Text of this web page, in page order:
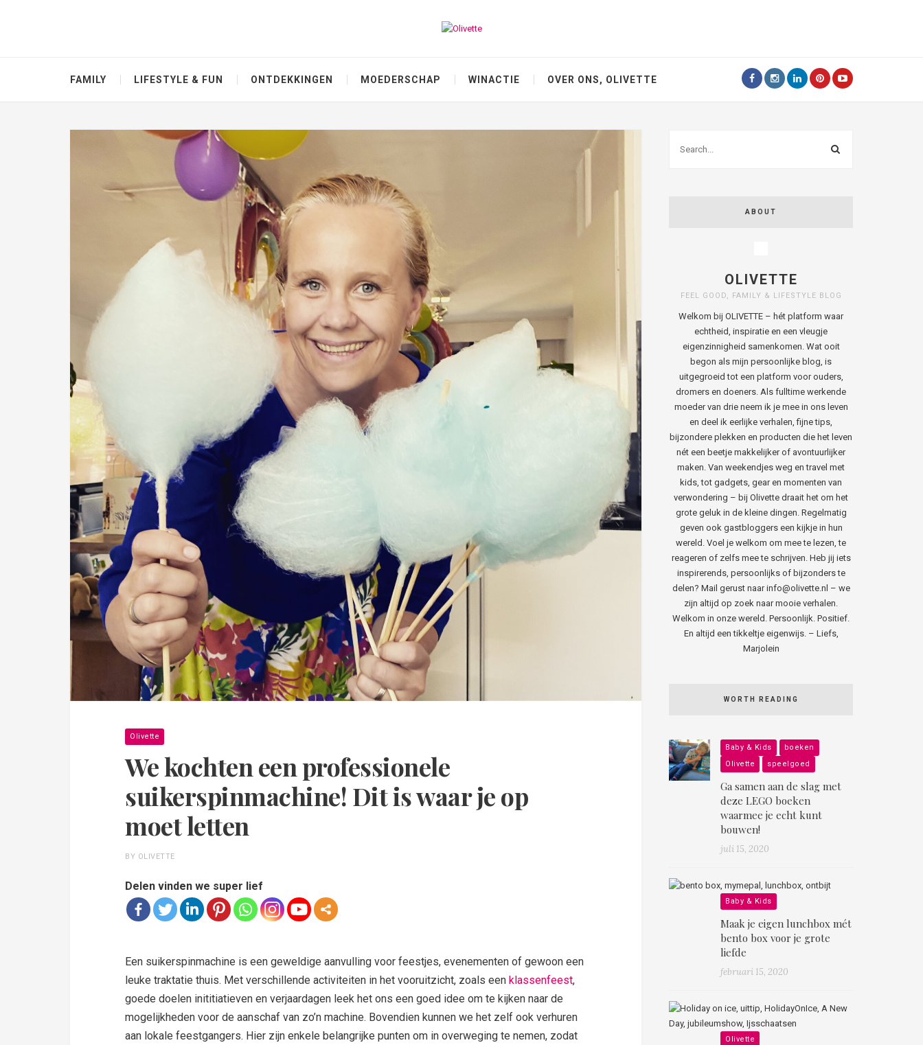
FAMILY LIFESTYLE & FUN ONTDEKKINGEN MOEDERSCHAP WINACTIE OVER ONS, OLIVETTE
Olivette
We kochten een professionele
suikerspinmachine! Dit is waar je op
moet letten
BY OLIVETTE
Delen vinden we super lief
Een suikerspinmachine is een geweldige aanvulling voor feestjes, evenementen of gewoon een
leuke traktatie thuis. Met verschillende activiteiten in het vooruitzicht, zoals een klassenfeest,
goede doelen inititiatieven en verjaardagen leek het ons een goed idee om te kijken naar de
mogelijkheden voor de aanschaf van zo’n machine. Bovendien kunnen we het zelf ook verhuren
aan lokale feestgangers. Hier zijn enkele belangrijke punten om in overweging te nemen, zodat
ABOUT
OLIVETTE
FEEL GOOD, FAMILY & LIFESTYLE BLOG
Welkom bij OLIVETTE – hét platform waar
echtheid, inspiratie en een vleugje
eigenzinnigheid samenkomen. Wat ooit
begon als mijn persoonlijke blog, is
uitgegroeid tot een platform voor ouders,
dromers en doeners. Als fulltime werkende
moeder van drie neem ik je mee in ons leven
en deel ik eerlijke verhalen, fijne tips,
bijzondere plekken en producten die het leven
nét een beetje makkelijker of avontuurlijker
maken. Van weekendjes weg en travel met
kids, tot gadgets, gear en momenten van
verwondering – bij Olivette draait het om het
grote geluk in de kleine dingen. Regelmatig
geven ook gastbloggers een kijkje in hun
wereld. Voel je welkom om mee te lezen, te
reageren of zelfs mee te schrijven. Heb jij iets
inspirerends, persoonlijks of bijzonders te
delen? Mail gerust naar info@olivette.nl – we
zijn altijd op zoek naar mooie verhalen.
Welkom in onze wereld. Persoonlijk. Positief.
En altijd een tikkeltje eigenwijs. – Liefs,
Marjolein
WORTH READING
Baby & Kids
boeken
Olivette
speelgoed
Ga samen aan de slag met
deze LEGO boeken
waarmee je echt kunt
bouwen!
juli 15, 2020
Baby & Kids
Maak je eigen lunchbox mét
bento box voor je grote
liefde
februari 15, 2020
Olivette